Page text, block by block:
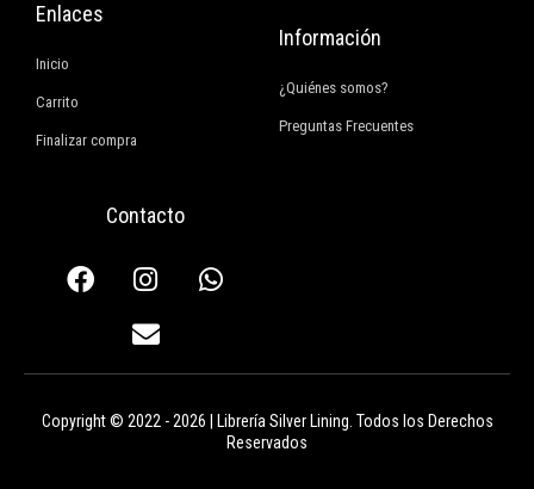
Enlaces
Inicio
Carrito
Finalizar compra
Información
¿Quiénes somos?
Preguntas Frecuentes
Contacto
F
a
b
o
I
n
s
t
a
r
W
h
s
p
E
n
v
e
l
p
Copyright © 2022 - 2026 | Librería Silver Lining. Todos los Derechos
Reservados